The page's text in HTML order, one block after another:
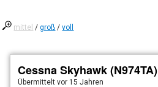
mittel /groß /voll
Cessna Skyhawk (N974TA)
Übermitteltvor 15 Jahren